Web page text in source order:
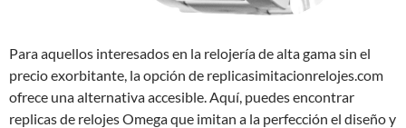
Para aquellos interesados en la relojería de alta gama sin el
precio exorbitante, la opción de replicasimitacionrelojes.com
ofrece una alternativa accesible. Aquí, puedes encontrar
replicas de relojes Omega que imitan a la perfección el diseño y